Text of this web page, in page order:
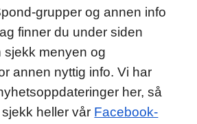
grupper og annen info
finner du under siden
sjekk menyen og
annen nyttig info. Vi har
her, så
heller vår Facebook-